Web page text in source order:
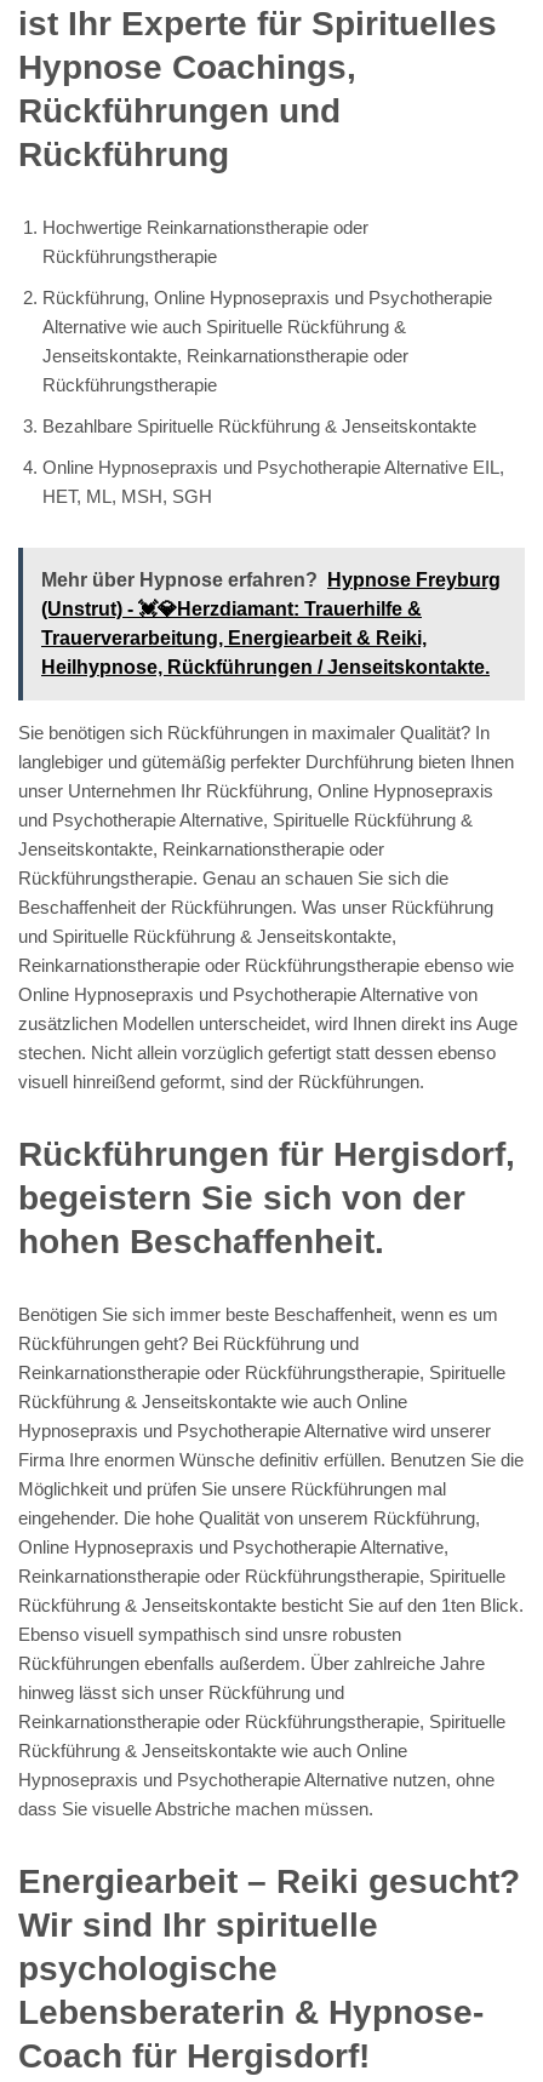
ist Ihr Experte für Spirituelles
Hypnose Coachings,
Rückführungen und
Rückführung
Hochwertige Reinkarnationstherapie oder
Rückführungstherapie
Rückführung, Online Hypnosepraxis und Psychotherapie
Alternative wie auch Spirituelle Rückführung &
Jenseitskontakte, Reinkarnationstherapie oder
Rückführungstherapie
Bezahlbare Spirituelle Rückführung & Jenseitskontakte
Online Hypnosepraxis und Psychotherapie Alternative EIL,
HET, ML, MSH, SGH
Mehr über Hypnose erfahren?
Hypnose Freyburg
(Unstrut) - 💓️💎Herzdiamant: Trauerhilfe &
Trauerverarbeitung, Energiearbeit & Reiki,
Heilhypnose, Rückführungen / Jenseitskontakte.
Sie benötigen sich Rückführungen in maximaler Qualität? In
langlebiger und gütemäßig perfekter Durchführung bieten Ihnen
unser Unternehmen Ihr Rückführung, Online Hypnosepraxis
und Psychotherapie Alternative, Spirituelle Rückführung &
Jenseitskontakte, Reinkarnationstherapie oder
Rückführungstherapie. Genau an schauen Sie sich die
Beschaffenheit der Rückführungen. Was unser Rückführung
und Spirituelle Rückführung & Jenseitskontakte,
Reinkarnationstherapie oder Rückführungstherapie ebenso wie
Online Hypnosepraxis und Psychotherapie Alternative von
zusätzlichen Modellen unterscheidet, wird Ihnen direkt ins Auge
stechen. Nicht allein vorzüglich gefertigt statt dessen ebenso
visuell hinreißend geformt, sind der Rückführungen.
Rückführungen für Hergisdorf,
begeistern Sie sich von der
hohen Beschaffenheit.
Benötigen Sie sich immer beste Beschaffenheit, wenn es um
Rückführungen geht? Bei Rückführung und
Reinkarnationstherapie oder Rückführungstherapie, Spirituelle
Rückführung & Jenseitskontakte wie auch Online
Hypnosepraxis und Psychotherapie Alternative wird unserer
Firma Ihre enormen Wünsche definitiv erfüllen. Benutzen Sie die
Möglichkeit und prüfen Sie unsere Rückführungen mal
eingehender. Die hohe Qualität von unserem Rückführung,
Online Hypnosepraxis und Psychotherapie Alternative,
Reinkarnationstherapie oder Rückführungstherapie, Spirituelle
Rückführung & Jenseitskontakte besticht Sie auf den 1ten Blick.
Ebenso visuell sympathisch sind unsre robusten
Rückführungen ebenfalls außerdem. Über zahlreiche Jahre
hinweg lässt sich unser Rückführung und
Reinkarnationstherapie oder Rückführungstherapie, Spirituelle
Rückführung & Jenseitskontakte wie auch Online
Hypnosepraxis und Psychotherapie Alternative nutzen, ohne
dass Sie visuelle Abstriche machen müssen.
Energiearbeit – Reiki gesucht?
Wir sind Ihr spirituelle
psychologische
Lebensberaterin & Hypnose-
Coach für Hergisdorf!